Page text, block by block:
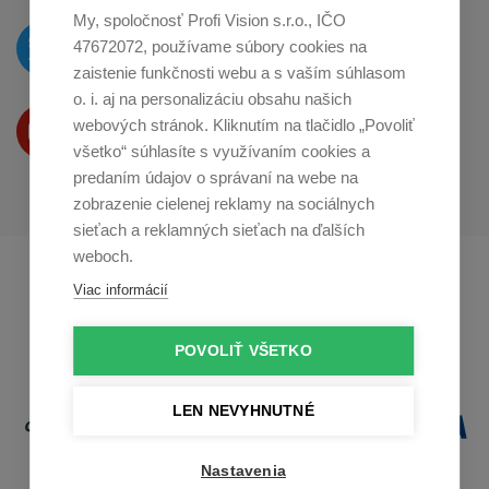
O novinkách píšeme
naTwitteri
Produkty Vám predstavujeme
na Youtube
Profikuchař.cz
My, spoločnosť Profi Vision s.r.o., IČO
47672072, používame súbory cookies na
zaistenie funkčnosti webu a s vaším súhlasom
o. i. aj na personalizáciu obsahu našich
webových stránok. Kliknutím na tlačidlo „Povoliť
všetko“ súhlasíte s využívaním cookies a
predaním údajov o správaní na webe na
zobrazenie cielenej reklamy na sociálnych
sieťach a reklamných sieťach na ďalších
weboch.
Viac informácií
POVOLIŤ VŠETKO
LEN NEVYHNUTNÉ
Nastavenia